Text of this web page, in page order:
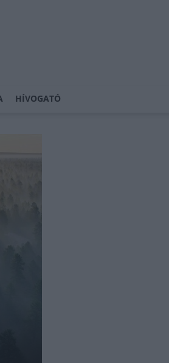
HÍVOGATÓ